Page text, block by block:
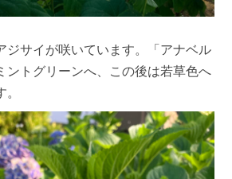
ジサイが咲いています。「アナベル
ントグリーンへ、この後は若草色へ